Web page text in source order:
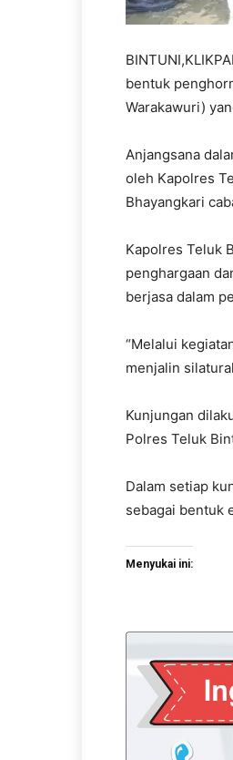
bentuk
Warakawuri)
Anjangsana
oleh Kapolres
Bhayangkari
Kapolres Teluk
penghargaan
berjasa dalam
“Melalui
menjalin
Kunjungan
Polres Teluk
Dalam setiap
sebagai bentuk
Menyukai ini: